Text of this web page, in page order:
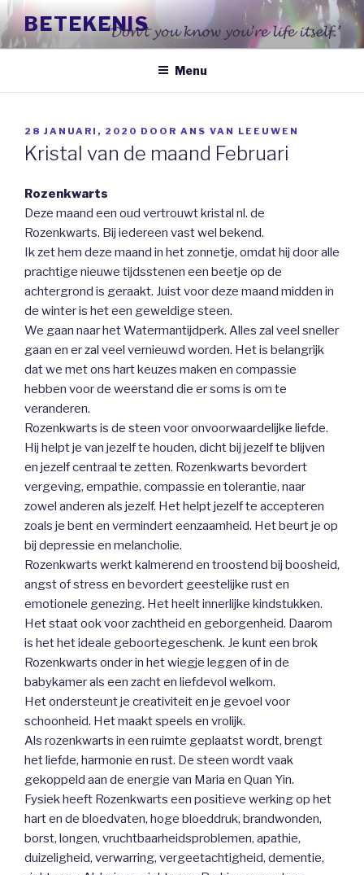
Naar
de
inhoud
BETEKENIS
Menu
GEPLAATST
OP
28 JANUARI, 2020 DOOR ANS VAN LEEUWEN
Kristal van de maand Februari
Rozenkwarts
Deze maand een oud vertrouwt kristal nl. de
Rozenkwarts. Bij iedereen vast wel bekend.
Ik zet hem deze maand in het zonnetje, omdat hij door alle
prachtige nieuwe tijdsstenen een beetje op de
achtergrond is geraakt. Juist voor deze maand midden in
de winter is het een geweldige steen.
We gaan naar het Watermantijdperk. Alles zal veel sneller
gaan en er zal veel vernieuwd worden. Het is belangrijk
dat we met ons hart keuzes maken en compassie
hebben voor de weerstand die er soms is om te
veranderen.
Rozenkwarts is de steen voor onvoorwaardelijke liefde.
Hij helpt je van jezelf te houden, dicht bij jezelf te blijven
en jezelf centraal te zetten. Rozenkwarts bevordert
vergeving, empathie, compassie en tolerantie, naar
zowel anderen als jezelf. Het helpt jezelf te accepteren
zoals je bent en vermindert eenzaamheid. Het beurt je op
bij depressie en melancholie.
Rozenkwarts werkt kalmerend en troostend bij boosheid,
angst of stress en bevordert geestelijke rust en
emotionele genezing. Het heelt innerlijke kindstukken.
Het staat ook voor zachtheid en geborgenheid. Daarom
is het het ideale geboortegeschenk. Je kunt een brok
Rozenkwarts onder in het wiegje leggen of in de
babykamer als een zacht en liefdevol welkom.
Het ondersteunt je creativiteit en je gevoel voor
schoonheid. Het maakt speels en vrolijk.
Als rozenkwarts in een ruimte geplaatst wordt, brengt
het liefde, harmonie en rust. De steen wordt vaak
gekoppeld aan de energie van Maria en Quan Yin.
Fysiek heeft Rozenkwarts een positieve werking op het
hart en de bloedvaten, hoge bloeddruk, brandwonden,
borst, longen, vruchtbaarheidsproblemen, apathie,
duizeligheid, verwarring, vergeetachtigheid, dementie,